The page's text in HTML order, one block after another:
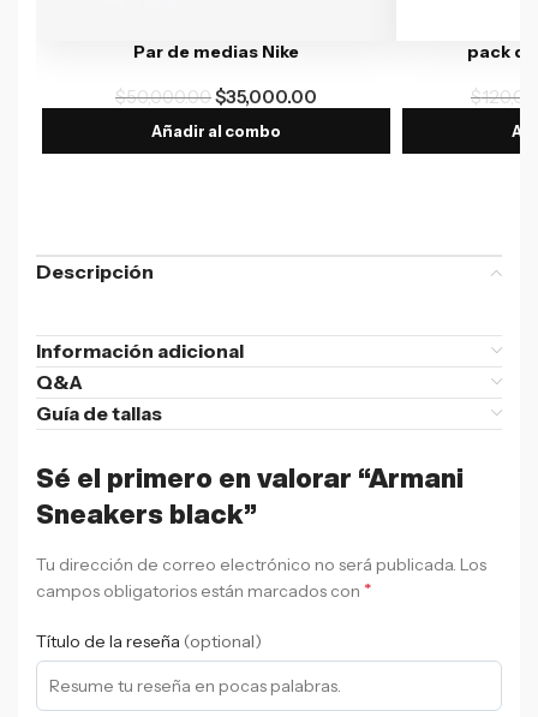
Par de medias Nike
$50,000.00$35,000.00
Añadir al combo
pack
$
Descripción
Información adicional
Q&A
Guía de tallas
Sé el primero en valorar “Armani
Sneakers black”
Tu dirección de correo electrónico no será publicada. Los
campos obligatorios están marcados con *
Título de la reseña (optional)